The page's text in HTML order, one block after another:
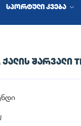
სპორტული კვება
ᲥᲐᲚᲘᲡ ᲨᲐᲠᲕᲐᲚᲘ